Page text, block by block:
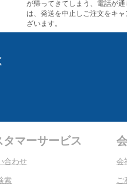
が帰ってきてしまう、電話が
は、発送を中止しご注文をキ
ざいます。
タマーサービス
合わせ
索
会
ご